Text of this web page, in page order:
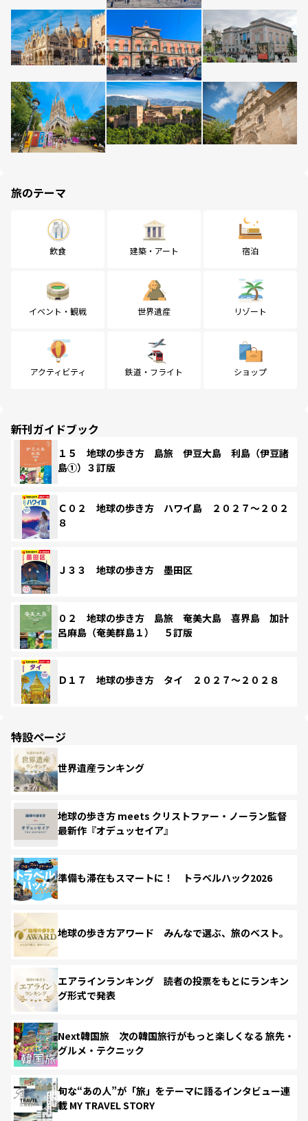
旅のテーマ
飲食 建築・アート 宿泊
イベント・観戦 世界遺産 リゾート
アクティビティ 鉄道・フライト ショップ
新刊ガイドブック
１５ 地球の歩き方 島旅 伊豆大島 利島（伊豆諸
島①）３訂版
Ｃ０２ 地球の歩き方 ハワイ島 ２０２７～２０２
８
Ｊ３３ 地球の歩き方 墨田区
０２ 地球の歩き方 島旅 奄美大島 喜界島 加計
呂麻島（奄美群島１） ５訂版
Ｄ１７ 地球の歩き方 タイ ２０２７～２０２８
特設ページ
世界遺産ランキング
地球の歩き方 meets クリストファー・ノーラン監督
最新作『オデュッセイア』
準備も滞在もスマートに！ トラベルハック2026
地球の歩き方アワード みんなで選ぶ、旅のベスト。
エアラインランキング 読者の投票をもとにランキン
グ形式で発表
Next韓国旅 次の韓国旅行がもっと楽しくなる 旅先・
グルメ・テクニック
旬な“あの人”が「旅」をテーマに語るインタビュー連
載 MY TRAVEL STORY